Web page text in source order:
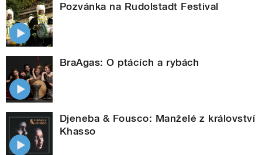
Pozvánka na Rudolstadt Festival
BraAgas: O ptácích a rybách
Djeneba & Fousco: Manželé z království
Khasso